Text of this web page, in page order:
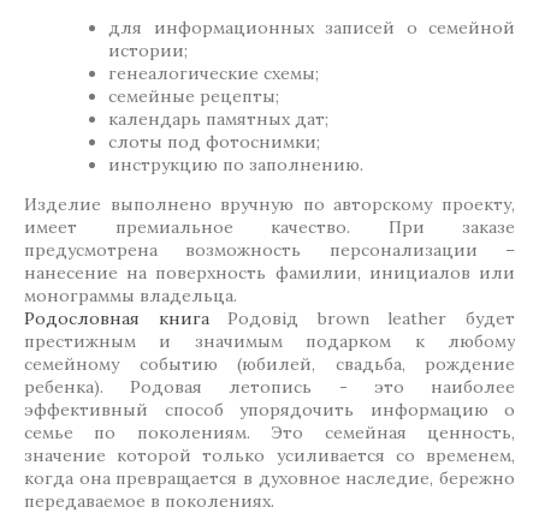
для информационных записей о семейной
истории;
генеалогические схемы;
семейные рецепты;
календарь памятных дат;
слоты под фотоснимки;
инструкцию по заполнению.
Изделие выполнено вручную по авторскому проекту,
имеет премиальное качество. При заказе
предусмотрена возможность персонализации –
нанесение на поверхность фамилии, инициалов или
монограммы владельца.
Родословная книгаРодовід brown leather будет
престижным и значимым подарком к любому
семейному событию (юбилей, свадьба, рождение
ребенка). Родовая летопись - это наиболее
эффективный способ упорядочить информацию о
семье по поколениям. Это семейная ценность,
значение которой только усиливается со временем,
когда она превращается в духовное наследие, бережно
передаваемое в поколениях.